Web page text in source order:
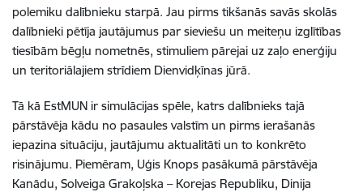
polemiku dalībnieku starpā. Jau pirms tikšanās savās skolās
dalībnieki pētīja jautājumus par sieviešu un meiteņu izglītības
tiesībām bēgļu nometnēs, stimuliem pārejai uz zaļo enerģiju
un teritoriālajiem strīdiem Dienvidķīnas jūrā.
Tā kā EstMUN ir simulācijas spēle, katrs dalībnieks tajā
pārstāvēja kādu no pasaules valstīm un pirms ierašanās
iepazina situāciju, jautājumu aktualitāti un to konkrēto
risinājumu. Piemēram, Uģis Knops pasākumā pārstāvēja
Kanādu, Solveiga Grakoļska – Korejas Republiku, Dinija